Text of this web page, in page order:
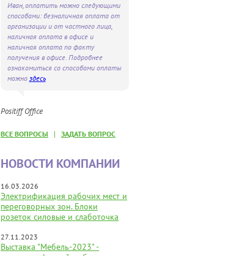
Иван, оплатить можно следующими
способами: безналичная оплата от
организации и от частного лица,
наличная оплата в офисе и
наличная оплата по факту
получения в офисе. Подробнее
ознакомиться со способами оплаты
можно здесь
Positiff Office
ВСЕ ВОПРОСЫ | ЗАДАТЬ ВОПРОС
НОВОСТИ КОМПАНИИ
16.03.2026
Электрификация рабочих мест и
переговорных зон. Блоки
розеток силовые и слаботочка
27.11.2023
Выставка "Мебель-2023" -